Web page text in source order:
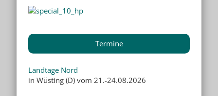
Termine
Landtage Nord
in Wüsting (D) vom 21.-24.08.2026